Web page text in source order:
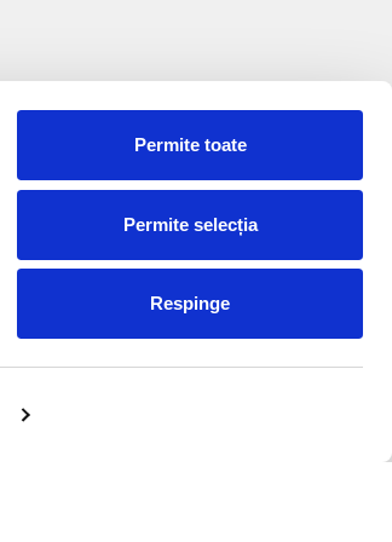
Permite toate
Permite selecția
Respinge